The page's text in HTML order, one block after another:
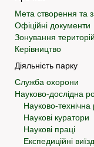
Мета створення та
Офіційні документи
Зонування
Керівництво
Діяльність парку
Служба охорони
Науково-дослідна
Науково-технічна
Наукові куратори
Наукові праці
Експедиційні